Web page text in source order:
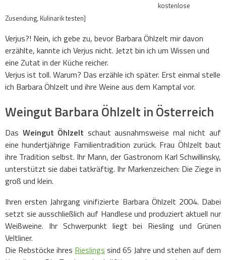
kostenlose
Zusendung, Kulinarik testen]
Verjus?! Nein, ich gebe zu, bevor Barbara Öhlzelt mir davon
erzählte, kannte ich Verjus nicht. Jetzt bin ich um Wissen und
eine Zutat in der Küche reicher.
Verjus ist toll. Warum? Das erzähle ich später. Erst einmal stelle
ich Barbara Öhlzelt und ihre Weine aus dem Kamptal vor.
Weingut Barbara Öhlzelt in Österreich
Das Weingut Öhlzelt schaut ausnahmsweise mal nicht auf
eine hundertjährige Familientradition zurück. Frau Öhlzelt baut
ihre Tradition selbst. Ihr Mann, der Gastronom Karl Schwillinsky,
unterstützt sie dabei tatkräftig. Ihr Markenzeichen: Die Ziege in
groß und klein.
Ihren ersten Jahrgang vinifizierte Barbara Öhlzelt 2004. Dabei
setzt sie ausschließlich auf Handlese und produziert aktuell nur
Weißweine. Ihr Schwerpunkt liegt bei Riesling und Grünen
Veltliner.
Die Rebstöcke ihres Rieslings sind 65 Jahre und stehen auf dem